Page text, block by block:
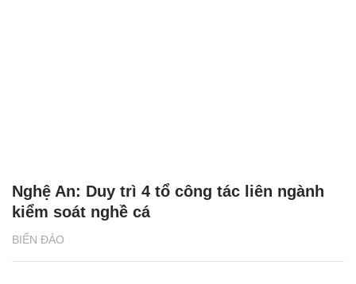
BIỂN ĐẢO
Nghệ An: Duy trì 4 tổ công tác liên ngành
kiểm soát nghề cá